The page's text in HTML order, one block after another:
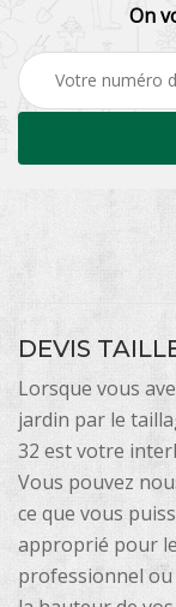
On
DEVIS
Lorsque vous
jardin par le
32 est votre
Vous pouvez
ce que vous
approprié pour
professionnel